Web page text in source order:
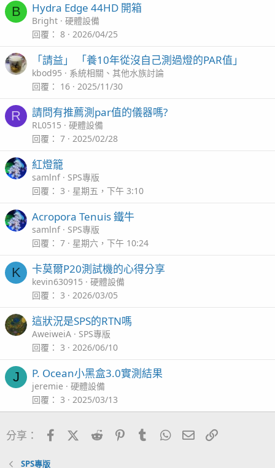
B Hydra Edge 44HD 開箱
Bright
硬體設備
回覆
8 2026/04/25
「請益」 「養10年從沒自己測過燈的PAR值」
kbod95
系統相關、其他水族討論
回覆
16 2025/11/30
R 請問有推薦測par值的儀器嗎?
RL0515
硬體設備
回覆
7 2025/02/28
紅燈籠
samlnf
SPS專版
回覆
3 星期五，下午 3:10
Acropora Tenuis 鐵牛
samlnf
SPS專版
回覆
7 星期六，下午 10:24
K 卡莫爾P20測試機的心得分享
kevin630915
硬體設備
回覆
3 2026/03/05
這狀況是SPS的RTN嗎
AweiweiA
SPS專版
回覆
3 2026/06/10
J P. Ocean小黑盒3.0實測結果
jeremie
硬體設備
回覆
3 2025/03/13
分享： FacebookX (Twitter)
Reddit PinterestTumblrWhatsApp電子郵件
SPS專版